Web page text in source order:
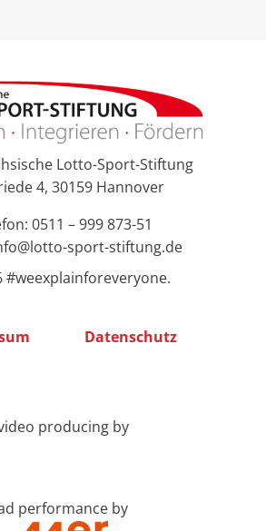
Lotto-Sport-Stiftung
4, 30159 Hannover
0511 – 999 873-51
sport-stiftung.de
#weexplainforeveryone.
Datenschutz
producing by
performance by